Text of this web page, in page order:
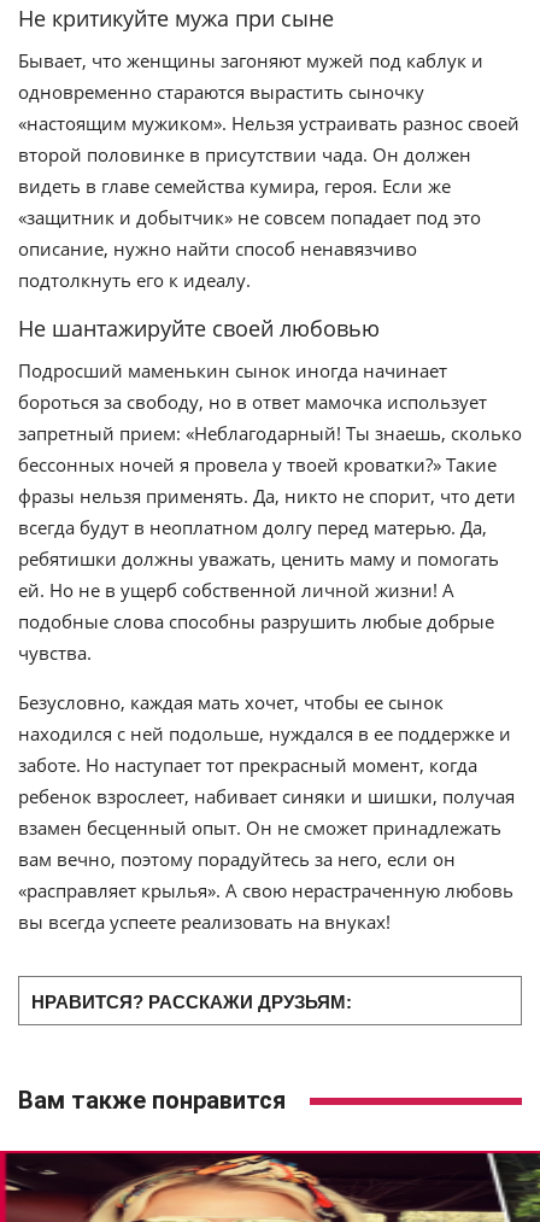
Не критикуйте мужа при сыне
Бывает, что женщины загоняют мужей под каблук и
одновременно стараются вырастить сыночку
«настоящим мужиком». Нельзя устраивать разнос своей
второй половинке в присутствии чада. Он должен
видеть в главе семейства кумира, героя. Если же
«защитник и добытчик» не совсем попадает под это
описание, нужно найти способ ненавязчиво
подтолкнуть его к идеалу.
Не шантажируйте своей любовью
Подросший маменькин сынок иногда начинает
бороться за свободу, но в ответ мамочка использует
запретный прием: «Неблагодарный! Ты знаешь, сколько
бессонных ночей я провела у твоей кроватки?» Такие
фразы нельзя применять. Да, никто не спорит, что дети
всегда будут в неоплатном долгу перед матерью. Да,
ребятишки должны уважать, ценить маму и помогать
ей. Но не в ущерб собственной личной жизни! А
подобные слова способны разрушить любые добрые
чувства.
Безусловно, каждая мать хочет, чтобы ее сынок
находился с ней подольше, нуждался в ее поддержке и
заботе. Но наступает тот прекрасный момент, когда
ребенок взрослеет, набивает синяки и шишки, получая
взамен бесценный опыт. Он не сможет принадлежать
вам вечно, поэтому порадуйтесь за него, если он
«расправляет крылья». А свою нерастраченную любовь
вы всегда успеете реализовать на внуках!
НРАВИТСЯ? РАССКАЖИ ДРУЗЬЯМ:
Вам также понравится